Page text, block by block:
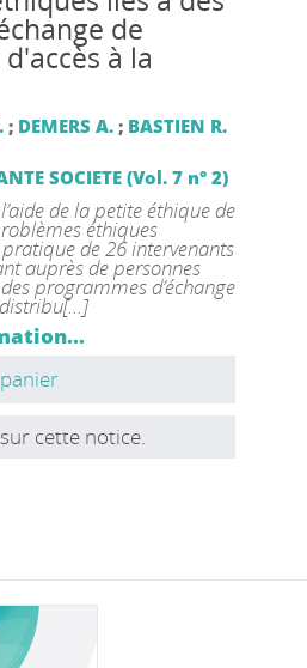
de
à la
; DEMERS A.; BASTIEN R.
SOCIETE (Vol. 7 n° 2)
de la petite éthique de
éthiques
de 26 intervenants
auprès de personnes
programmes d’échange
cette notice.